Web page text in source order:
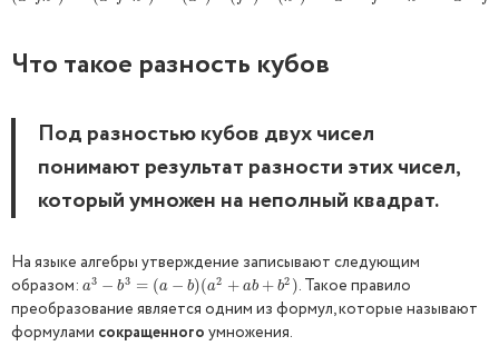
Что такое разность кубов
Под разностью кубов двух чисел
понимают результат разности этих чисел,
который умножен на неполный квадрат.
На языке алгебры утверждение записывают следующим
образом: a3 − b3 = (a − b)(a2 + ab + b2 )
a3 −b 3= a− b) a2+ab+ b2)
. Такое правило
преобразование является одним из формул, которые называют
формулами сокращенного умножения.